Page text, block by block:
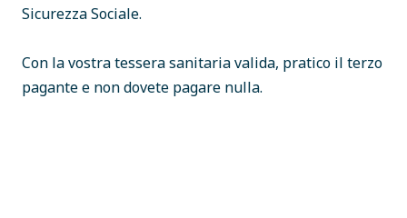
Sicurezza Sociale.
Con la vostra tessera sanitaria valida, pratico il terzo
pagante e non dovete pagare nulla.